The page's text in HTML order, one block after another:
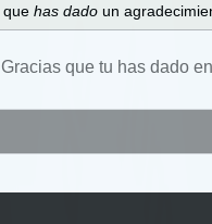
que has dado un
Gracias que tu has dado